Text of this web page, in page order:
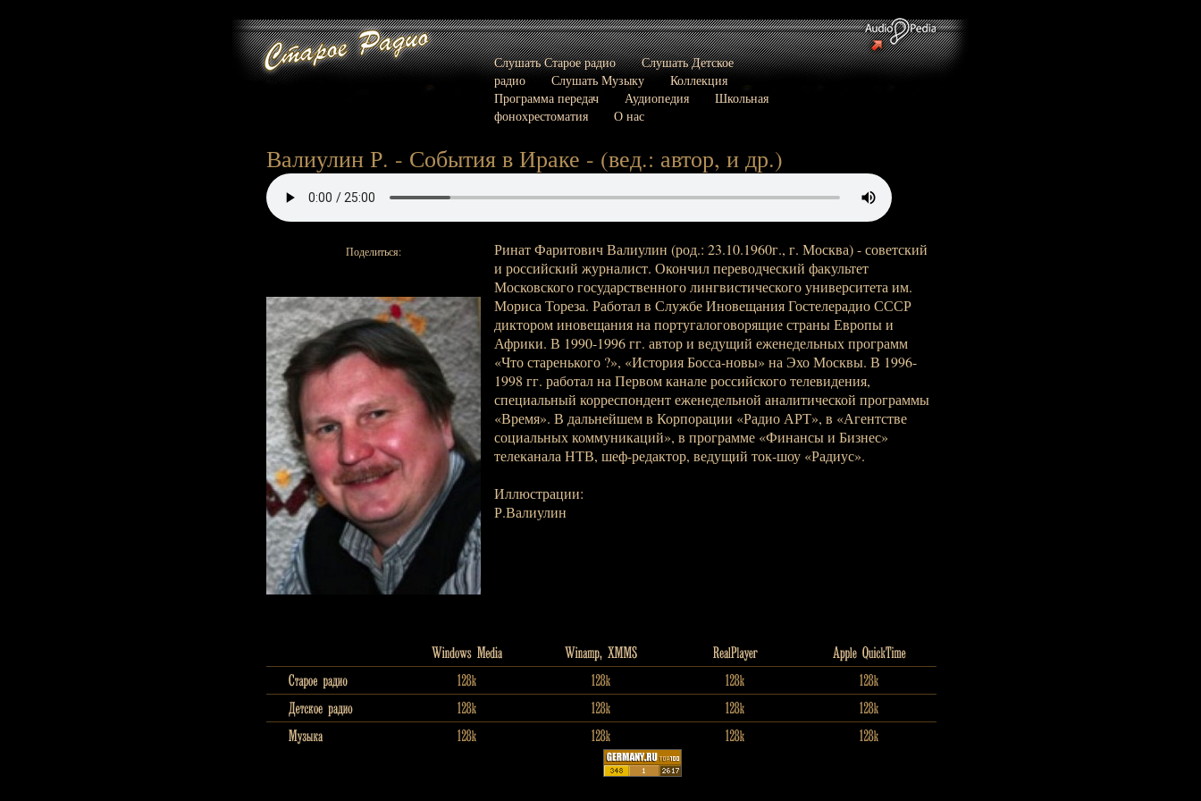
Слушать Старое радио
Слушать Детское
радио
Слушать Музыку
Коллекция
Программа передач
Аудиопедия
Школьная
фонохрестоматия
О нас
Валиулин Р. - События в Ираке - (вед.: автор, и др.)
Поделиться:
Ринат Фаритович Валиулин (род.: 23.10.1960г., г. Москва) - советский
и российский журналист. Окончил переводческий факультет
Московского государственного лингвистического университета им.
Мориса Тореза. Работал в Службе Иновещания Гостелерадио СССР
диктором иновещания на португалоговорящие страны Европы и
Африки. В 1990-1996 гг. автор и ведущий еженедельных программ
«Что старенького ?», «История Босса-новы» на Эхо Москвы. В 1996-
1998 гг. работал на Первом канале российского телевидения,
специальный корреспондент еженедельной аналитической программы
«Время». В дальнейшем в Корпорации «Радио АРТ», в «Агентстве
социальных коммуникаций», в программе «Финансы и Бизнес»
телеканала НТВ, шеф-редактор, ведущий ток-шоу «Радиус».
Иллюстрации:
Р.Валиулин